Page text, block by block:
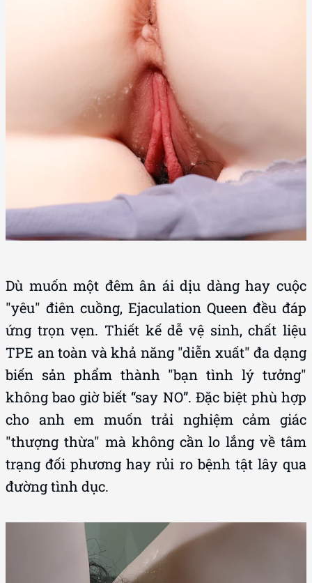
Dù muốn một đêm ân ái dịu dàng hay cuộc
"yêu" điên cuồng, Ejaculation Queen đều đáp
ứng trọn vẹn. Thiết kế dễ vệ sinh, chất liệu
TPE an toàn và khả năng "diễn xuất" đa dạng
biến sản phẩm thành "bạn tình lý tưởng"
không bao giờ biết “say NO”. Đặc biệt phù hợp
cho anh em muốn trải nghiệm cảm giác
"thượng thừa" mà không cần lo lắng về tâm
trạng đối phương hay rủi ro bệnh tật lây qua
đường tình dục.